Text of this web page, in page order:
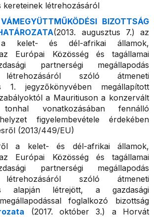
kereteinek létrehozásáról
BIZOTTSÁG
(2013. augusztus 7.) az
a kelet- és dél-afrikai államok,
Európai Közösség és tagállamai
partnerségi megállapodás
létrehozásáról szóló átmeneti
1. jegyzőkönyvében megállapított
a Mauritiuson a konzervált
tonhal vonatkozásában fennálló
figyelembevétele érdekében
(2013/449/EU)
a kelet- és dél-afrikai államok,
Európai Közösség és tagállamai
partnerségi megállapodás
létrehozásáról szóló átmeneti
alapján létrejött, a gazdasági
foglalkozó bizottság
(2017. október 3.) a Horvát